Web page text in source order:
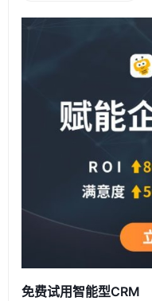
免费试用智能型CRM